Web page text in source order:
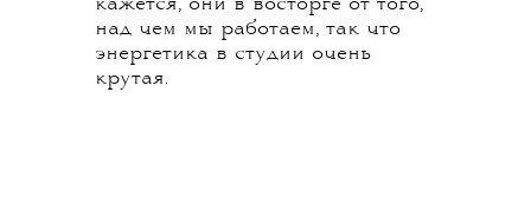
над чем мы работаем, так что
энергетика в студии очень
крутая.